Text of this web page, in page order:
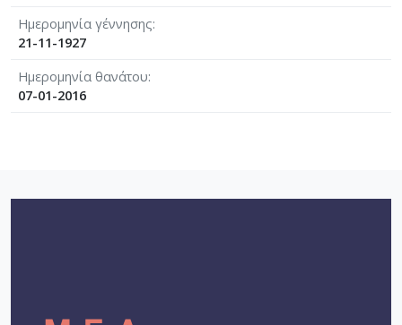
Ημερομηνία γέννησης
21-11-1927
Ημερομηνία θανάτου
07-01-2016